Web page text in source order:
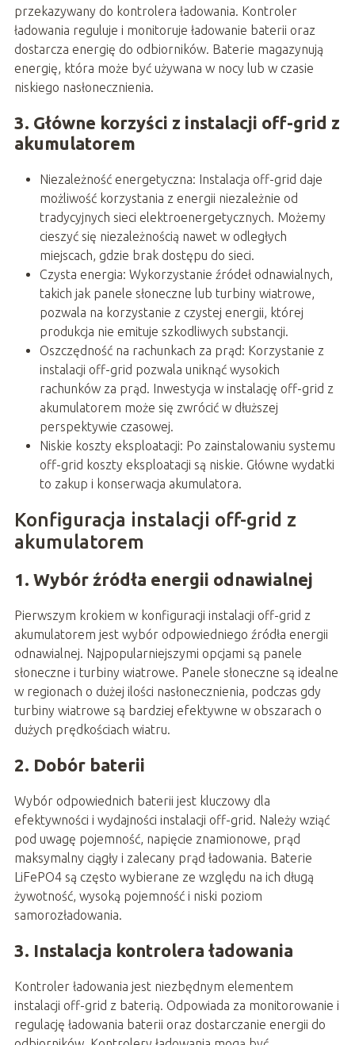
przekazywany do kontrolera ładowania. Kontroler
ładowania reguluje i monitoruje ładowanie baterii oraz
dostarcza energię do odbiorników. Baterie magazynują
energię, która może być używana w nocy lub w czasie
niskiego nasłonecznienia.
3. Główne korzyści z instalacji off-grid z
akumulatorem
Niezależność energetyczna: Instalacja off-grid daje
możliwość korzystania z energii niezależnie od
tradycyjnych sieci elektroenergetycznych. Możemy
cieszyć się niezależnością nawet w odległych
miejscach, gdzie brak dostępu do sieci.
Czysta energia: Wykorzystanie źródeł odnawialnych,
takich jak panele słoneczne lub turbiny wiatrowe,
pozwala na korzystanie z czystej energii, której
produkcja nie emituje szkodliwych substancji.
Oszczędność na rachunkach za prąd: Korzystanie z
instalacji off-grid pozwala uniknąć wysokich
rachunków za prąd. Inwestycja w instalację off-grid z
akumulatorem może się zwrócić w dłuższej
perspektywie czasowej.
Niskie koszty eksploatacji: Po zainstalowaniu systemu
off-grid koszty eksploatacji są niskie. Główne wydatki
to zakup i konserwacja akumulatora.
Konfiguracja instalacji off-grid z
akumulatorem
1. Wybór źródła energii odnawialnej
Pierwszym krokiem w konfiguracji instalacji off-grid z
akumulatorem jest wybór odpowiedniego źródła energii
odnawialnej. Najpopularniejszymi opcjami są panele
słoneczne i turbiny wiatrowe. Panele słoneczne są idealne
w regionach o dużej ilości nasłonecznienia, podczas gdy
turbiny wiatrowe są bardziej efektywne w obszarach o
dużych prędkościach wiatru.
2. Dobór baterii
Wybór odpowiednich baterii jest kluczowy dla
efektywności i wydajności instalacji off-grid. Należy wziąć
pod uwagę pojemność, napięcie znamionowe, prąd
maksymalny ciągły i zalecany prąd ładowania. Baterie
LiFePO4 są często wybierane ze względu na ich długą
żywotność, wysoką pojemność i niski poziom
samorozładowania.
3. Instalacja kontrolera ładowania
Kontroler ładowania jest niezbędnym elementem
instalacji off-grid z baterią. Odpowiada za monitorowanie i
regulację ładowania baterii oraz dostarczanie energii do